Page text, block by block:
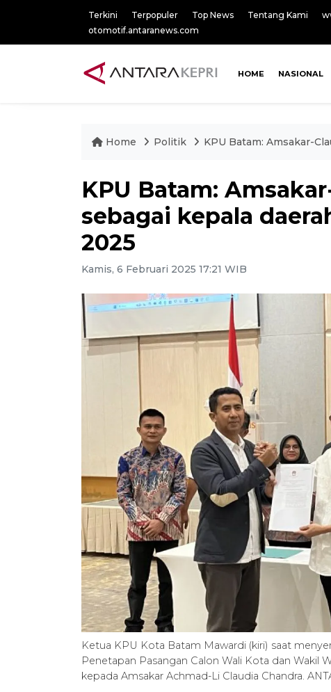
Terkini Terpopuler Top News Tentang Kami
otomotif.antaranews.com
HOME NASIONAL
Home Politik KPU Batam: Amsakar-
KPU Batam:
sebagai kepala
2025
Kamis, 6 Februari 2025 17:21 WIB
Ketua KPU Kota Batam Mawardi (kiri) saat
Penetapan Pasangan Calon Wali Kota dan Wakil
kepada Amsakar Achmad-Li Claudia Chandra.